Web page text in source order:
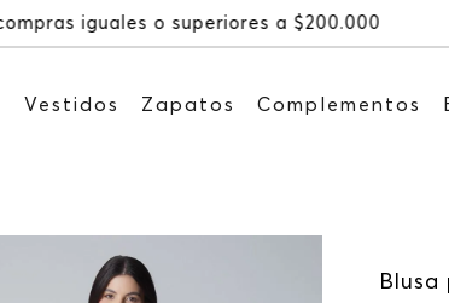
Recibe: 15%OFF suscribiéndote a
Vestidos Zapatos Complementos